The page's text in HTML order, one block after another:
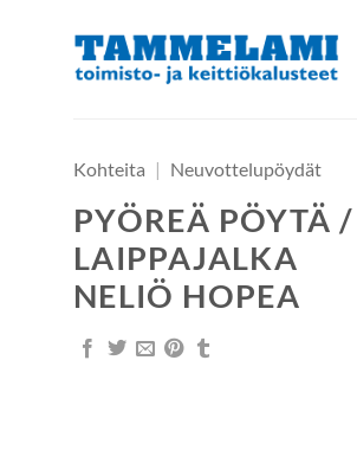
Kohteita | Neuvottelupöydät
PYÖREÄ PÖYTÄ /
LAIPPAJALKA
NELIÖ HOPEA